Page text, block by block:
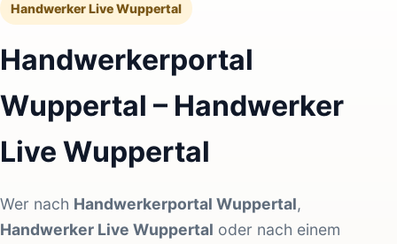
Handwerker Live Wuppertal
Handwerkerportal
Wuppertal – Handwerker
Live Wuppertal
Wer nach Handwerkerportal Wuppertal,
Handwerker Live Wuppertal oder nach einem